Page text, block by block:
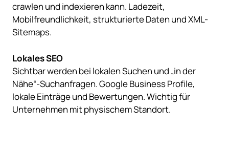
crawlen und indexieren kann. Ladezeit,
Mobilfreundlichkeit, strukturierte Daten und XML-
Sitemaps.
Lokales SEO
Sichtbar werden bei lokalen Suchen und „in der
Nähe“-Suchanfragen. Google Business Profile,
lokale Einträge und Bewertungen. Wichtig für
Unternehmen mit physischem Standort.